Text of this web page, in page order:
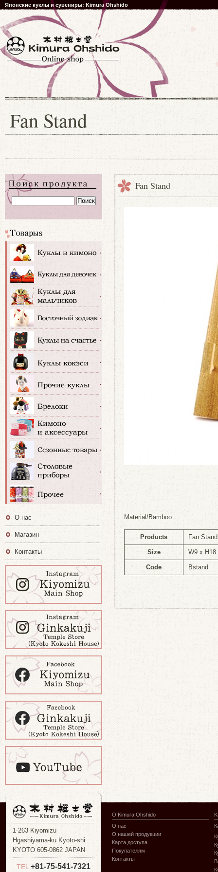
Японские куклы и сувениры: Kimura Ohshido
Fan Stand
Fan Stand
Material/Bamboo
Products Fan Stand
Size W9 x H18
Code Bstand
О нас
Магазин
Контакты
1-263 Kiyomizu
Hgashiyama-ku Kyoto-shi
KYOTO 605-0862 JAPAN
TEL +81-75-541-7321
О Kimura Ohshido
О нас
О нашей продукции
Карта доступа
Покупателям
Контакты